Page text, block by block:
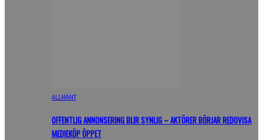
ALLMÄNT
OFFENTLIG ANNONSERING BLIR SYNLIG – AKTÖRER BÖRJAR REDOVISA
MEDIEKÖP ÖPPET